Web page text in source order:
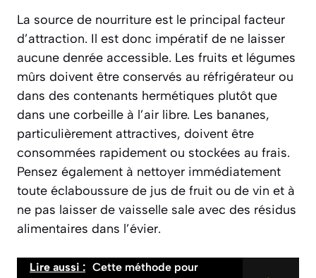
La source de nourriture est le principal facteur
d’attraction. Il est donc impératif de ne laisser
aucune denrée accessible. Les fruits et légumes
mûrs doivent être conservés au réfrigérateur ou
dans des contenants hermétiques plutôt que
dans une corbeille à l’air libre. Les bananes,
particulièrement attractives, doivent être
consommées rapidement ou stockées au frais.
Pensez également à nettoyer immédiatement
toute éclaboussure de jus de fruit ou de vin et à
ne pas laisser de vaisselle sale avec des résidus
alimentaires dans l’évier.
Lire aussi : Cette méthode pour